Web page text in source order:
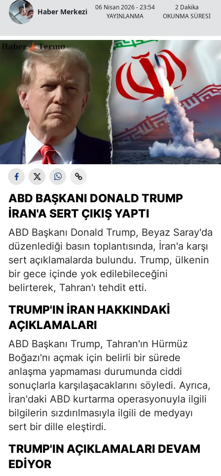
Haber Merkezi
06 Nisan 2026 - 23:54
YAYINLANMA
2 Dakika
OKUNMA SÜRESİ
ABD BAŞKANI DONALD TRUMP
İRAN'A SERT ÇIKIŞ YAPTI
ABD Başkanı Donald Trump, Beyaz Saray'da
düzenlediği basın toplantısında, İran'a karşı
sert açıklamalarda bulundu. Trump, ülkenin
bir gece içinde yok edilebileceğini
belirterek, Tahran'ı tehdit etti.
TRUMP'IN İRAN HAKKINDAKI
AÇIKLAMALARI
ABD Başkanı Trump, Tahran'ın Hürmüz
Boğazı'nı açmak için belirli bir sürede
anlaşma yapmaması durumunda ciddi
sonuçlarla karşılaşacaklarını söyledi. Ayrıca,
İran'daki ABD kurtarma operasyonuyla ilgili
bilgilerin sızdırılmasıyla ilgili de medyayı
sert bir dille eleştirdi.
TRUMP'IN AÇIKLAMALARI DEVAM
EDIYOR